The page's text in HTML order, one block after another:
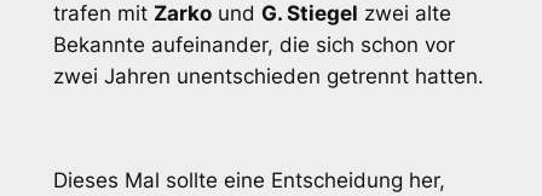
trafen mit Zarkound G. Stiegel zwei alte
Bekannte aufeinander, die sich schon vor
zwei Jahren unentschieden getrennt hatten.
Dieses Mal sollte eine Entscheidung her,